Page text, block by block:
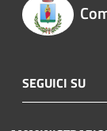
SEGUICI SU